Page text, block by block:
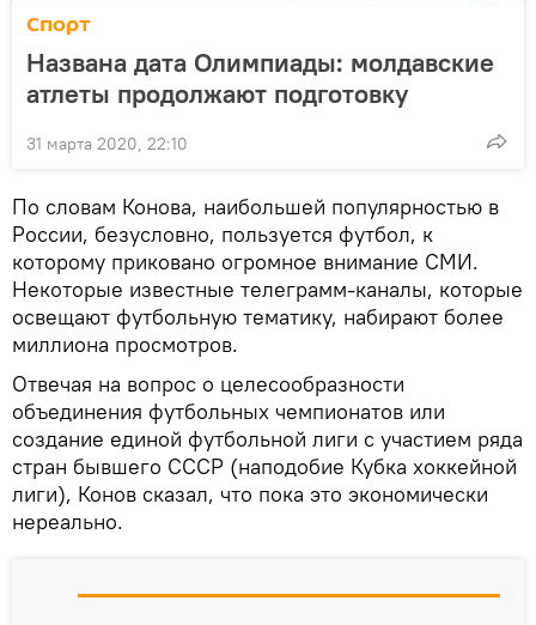
Спорт
Названа дата Олимпиады: молдавские
атлеты продолжают подготовку
31 марта 2020, 22:10
По словам Конова, наибольшей популярностью в
России, безусловно, пользуется футбол, к
которому приковано огромное внимание СМИ.
Некоторые известные телеграмм-каналы, которые
освещают футбольную тематику, набирают более
миллиона просмотров.
Отвечая на вопрос о целесообразности
объединения футбольных чемпионатов или
создание единой футбольной лиги с участием ряда
стран бывшего СССР (наподобие Кубка хоккейной
лиги), Конов сказал, что пока это экономически
нереально.